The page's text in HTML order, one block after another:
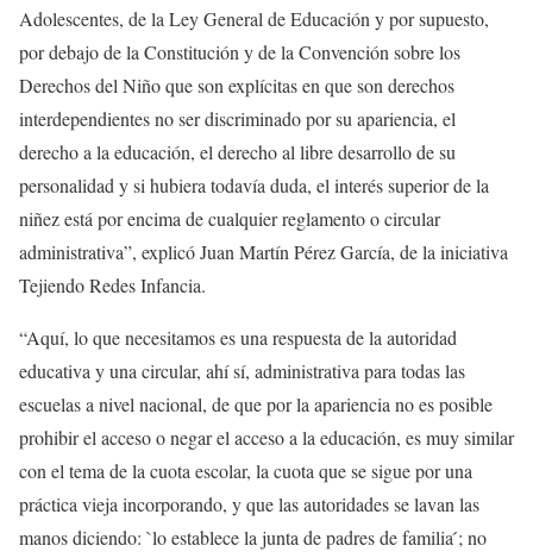
Adolescentes, de la Ley General de Educación y por supuesto,
por debajo de la Constitución y de la Convención sobre los
Derechos del Niño que son explícitas en que son derechos
interdependientes no ser discriminado por su apariencia, el
derecho a la educación, el derecho al libre desarrollo de su
personalidad y si hubiera todavía duda, el interés superior de la
niñez está por encima de cualquier reglamento o circular
administrativa”, explicó Juan Martín Pérez García, de la iniciativa
Tejiendo Redes Infancia.
“Aquí, lo que necesitamos es una respuesta de la autoridad
educativa y una circular, ahí sí, administrativa para todas las
escuelas a nivel nacional, de que por la apariencia no es posible
prohibir el acceso o negar el acceso a la educación, es muy similar
con el tema de la cuota escolar, la cuota que se sigue por una
práctica vieja incorporando, y que las autoridades se lavan las
manos diciendo: `lo establece la junta de padres de familia ́; no